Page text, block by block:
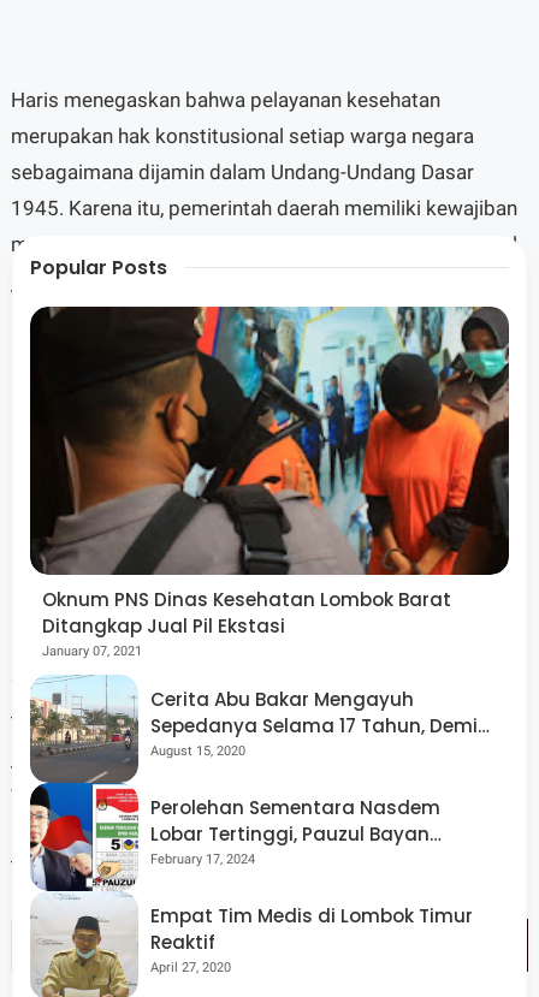
Haris menegaskan bahwa pelayanan kesehatan
merupakan hak konstitusional setiap warga negara
sebagaimana dijamin dalam Undang-Undang Dasar
1945. Karena itu, pemerintah daerah memiliki kewajiban
memastikan seluruh masyarakat, termasuk yang tinggal
jauh dari pusat kota, memperoleh akses layanan
kesehatan yang layak.
Dengan terjadinya peristiwa tersebut, ia menilai
pemerintah daerah berpotensi dianggap lalai dalam
memenuhi hak dasar masyarakat apabila tidak segera
mengambil langkah konkret.
“Kami berharap Pemerintah Daerah lebih sensitif
terhadap kebutuhan masyarakat, khususnya yang tinggal
jauh dari pusat kota. Penempatan tenaga kesehatan di
wilayah dengan akses terbatas seperti Desa Pengantap
bukan lagi pilihan, tetapi kebutuhan mendesak,”
tegasnya.
Popular Posts
Oknum PNS Dinas Kesehatan Lombok Barat
Ditangkap Jual Pil Ekstasi
January 07, 2021
Cerita Abu Bakar Mengayuh
Sepedanya Selama 17 Tahun, Demi
Menggelorakan Kemerdekaan
August 15, 2020
Perolehan Sementara Nasdem
Lobar Tertinggi, Pauzul Bayan
Berpeluang “Rebut” Kursi Dapil 3
February 17, 2024
Empat Tim Medis di Lombok Timur
Reaktif
April 27, 2020